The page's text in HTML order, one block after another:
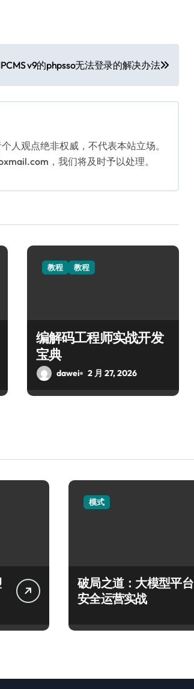
v9的phpsso无法登录的解决办法
人观点绝非权威，不代表本站立场。
，我们将及时予以处理。
教程 教程
编解码工程师实战开发
宝典
dawei 2 月 27, 2026
模式
破局之道：大模型平台
安全运营实战